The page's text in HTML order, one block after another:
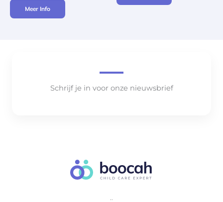
Meer Info
Schrijf je in voor onze nieuwsbrief
..